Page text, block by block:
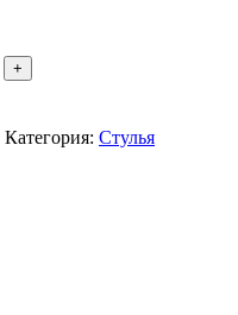
Категория: Стулья